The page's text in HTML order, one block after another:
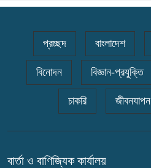
প্রচ্ছদ বাংলাদেশ
বিনোদন বিজ্ঞান-প্রযুক্তি
চাকরি জীবনযাপন
বার্তা ও বাণিজ্যিক কার্যালয়